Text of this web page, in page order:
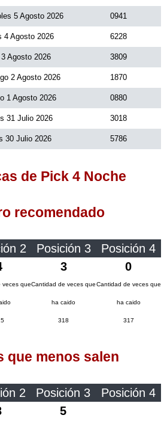
5 Agosto 2026 0941
4 Agosto 2026 6228
3 Agosto 2026 3809
2 Agosto 2026 1870
1 Agosto 2026 0880
31 Julio 2026 3018
30 Julio 2026 5786
de Pick 4 Noche
recomendado
2 Posición 3
Posición 4
3 0
veces queCantidad de veces que
ha caido
318
Cantidad de veces que
ha caido
317
que menos salen
2 Posición 3
Posición 4
5